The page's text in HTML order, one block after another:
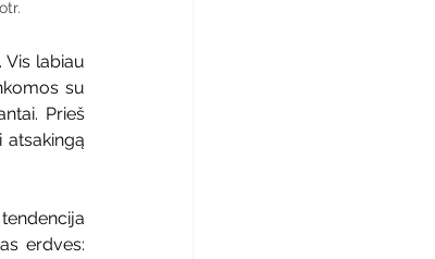
Vis labiau
su
Prieš
atsakingą
erdves: